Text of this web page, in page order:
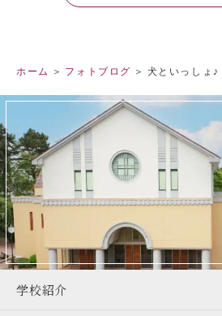
ホーム フォトブログ 犬といっしょ♪
学校紹介